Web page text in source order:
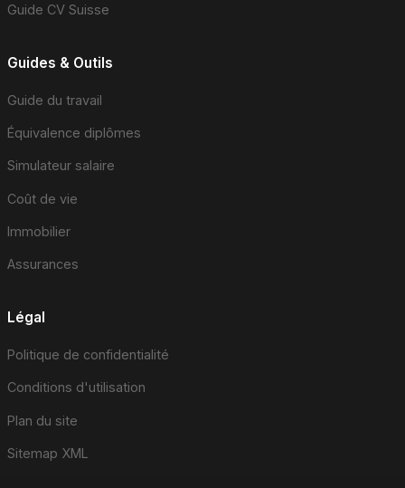
Guide CV Suisse
Guides & Outils
Guide du travail
Équivalence diplômes
Simulateur salaire
Coût de vie
Immobilier
Assurances
Légal
Politique de confidentialité
Conditions d'utilisation
Plan du site
Sitemap XML